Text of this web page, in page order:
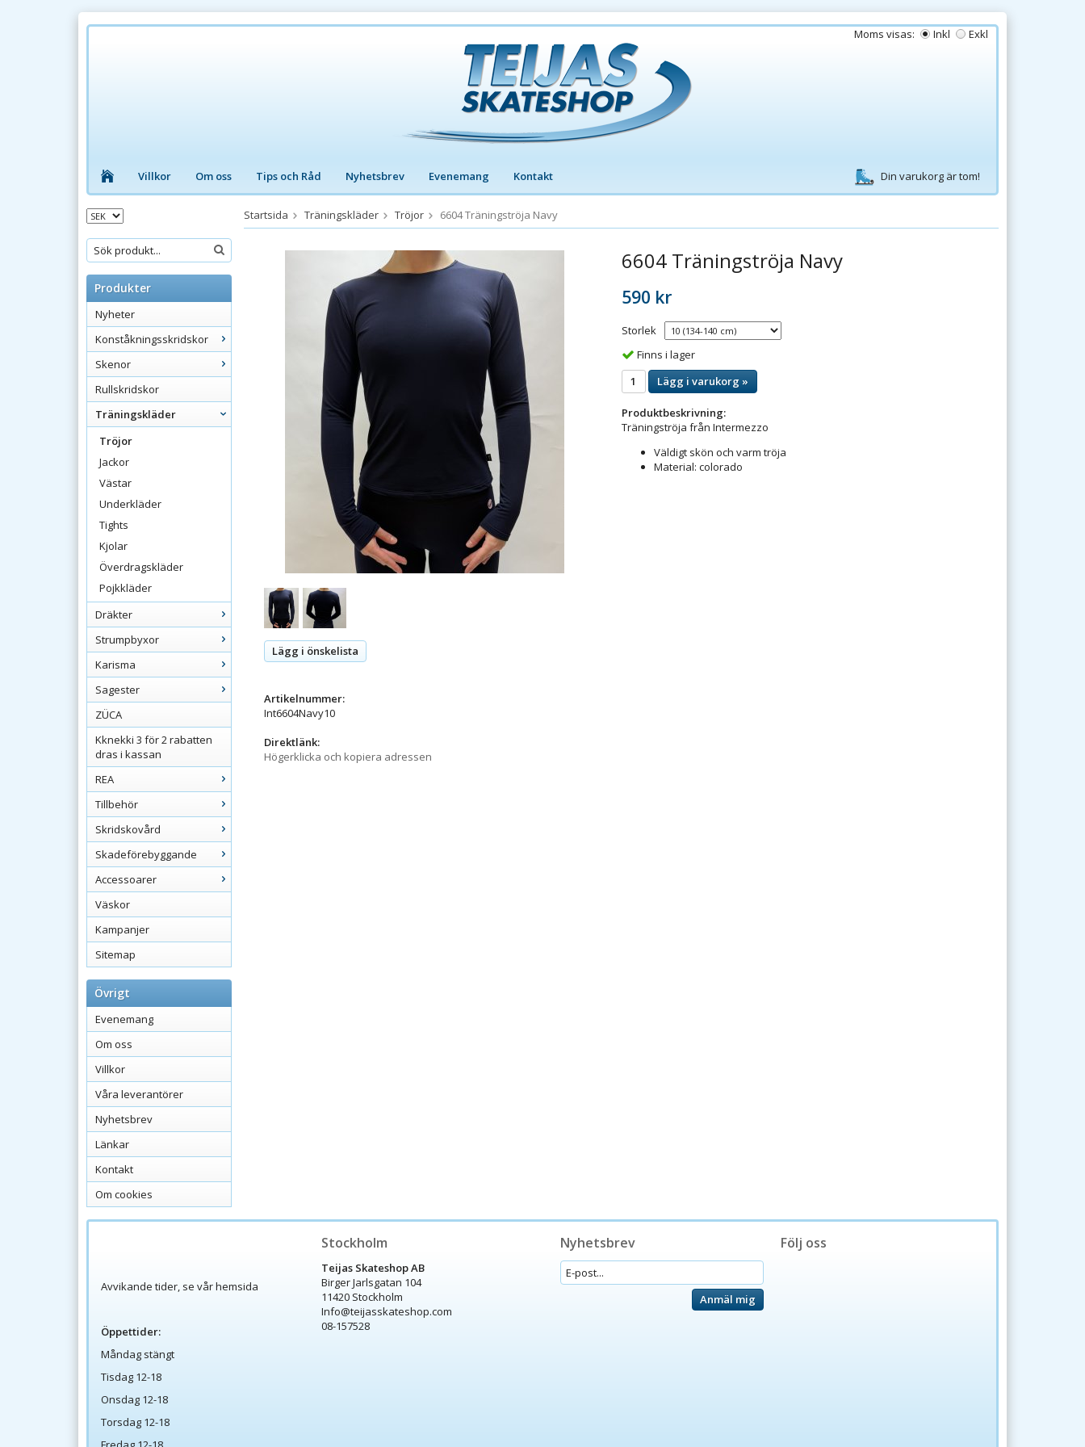
Moms visas: Inkl Exkl
Villkor Om oss Tips och Råd Nyhetsbrev Evenemang Kontakt Din varukorg är tom!
Produkter
Nyheter
Konståkningsskridskor
Skenor
Rullskridskor
Träningskläder
Tröjor
Jackor
Västar
Underkläder
Tights
Kjolar
Överdragskläder
Pojkkläder
Dräkter
Strumpbyxor
Karisma
Sagester
ZÜCA
Kknekki 3 för 2 rabatten
dras i kassan
REA
Tillbehör
Skridskovård
Skadeförebyggande
Accessoarer
Väskor
Kampanjer
Sitemap
Övrigt
Evenemang
Om oss
Villkor
Våra leverantörer
Nyhetsbrev
Länkar
Kontakt
Om cookies
Startsida Träningskläder Tröjor 6604 Träningströja Navy
6604 Träningströja Navy
590 kr
Storlek
Finns i lager
Lägg i varukorg »
Produktbeskrivning:
Träningströja från Intermezzo
Väldigt skön och varm tröja
Material: colorado
Lägg i önskelista
Artikelnummer:
Int6604Navy10
Direktlänk:
Högerklicka och kopiera adressen
Avvikande tider, se vår hemsida
Öppettider:
Måndag stängt
Tisdag 12-18
Onsdag 12-18
Torsdag 12-18
Stockholm
Teijas Skateshop AB
Birger Jarlsgatan 104
11420 Stockholm
Info@teijasskateshop.com
08-157528
Följ oss
Nyhetsbrev
Anmäl mig